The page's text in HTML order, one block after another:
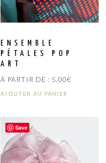
ENSEMBLE
PÉTALES POP
ART
À PARTIR DE : 5,00€
AJOUTER AU PANIER
Save